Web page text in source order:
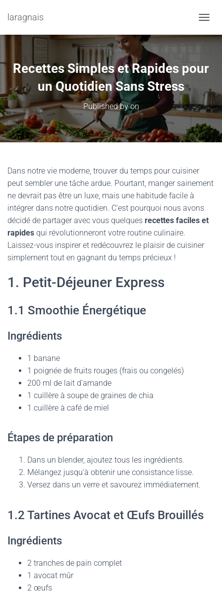
laragnais
Recettes Simples et Rapides pour
un Quotidien Sans Stress
Published byon
Dans notre vie moderne, trouver du temps pour cuisiner
peut sembler une tâche ardue. Pourtant, manger sainement
ne devrait pas être un luxe, mais une habitude facile à
intégrer dans notre quotidien. C’est pourquoi nous avons
décidé de partager avec vous quelques recettes faciles et
rapides qui révolutionneront votre routine culinaire.
Laissez-vous inspirer et redécouvrez le plaisir de cuisiner
simplement tout en gagnant du temps précieux !
1. Petit-Déjeuner Express
1.1 Smoothie Énergétique
Ingrédients
1 banane
1 poignée de fruits rouges (frais ou congelés)
200 ml de lait d’amande
1 cuillère à soupe de graines de chia
1 cuillère à café de miel
Étapes de préparation
Dans un blender, ajoutez tous les ingrédients.
Mélangez jusqu’à obtenir une consistance lisse.
Versez dans un verre et savourez immédiatement.
1.2 Tartines Avocat et Œufs Brouillés
Ingrédients
2 tranches de pain complet
1 avocat mûr
2 œufs